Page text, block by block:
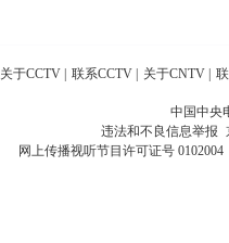
关于CCTV 联系CCTV 关于CNTV
中国中央
违法和不良信息举报
网上传播视听节目许可证号 0102004